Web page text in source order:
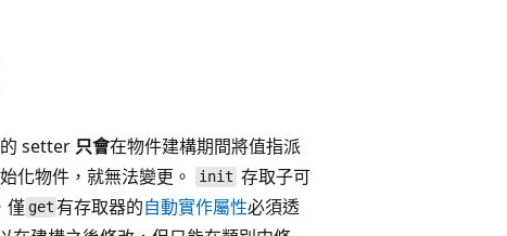
setter 只會在物件建構期間將值指派
化物件，就無法變更。 init 存取子可
僅 get 有存取器的自動實作屬性必須透